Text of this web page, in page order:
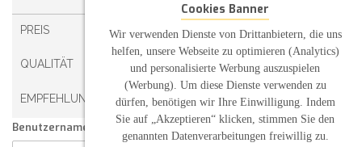
PREIS
QUALITÄT
EMPFEHLUNG
Benutzername:
Cookies Banner
Wir verwenden Dienste von Drittanbietern, die uns
helfen, unsere Webseite zu optimieren (Analytics)
und personalisierte Werbung auszuspielen
(Werbung). Um diese Dienste verwenden zu
dürfen, benötigen wir Ihre Einwilligung. Indem
Sie auf „Akzeptieren“ klicken, stimmen Sie den
genannten Datenverarbeitungen freiwillig zu.